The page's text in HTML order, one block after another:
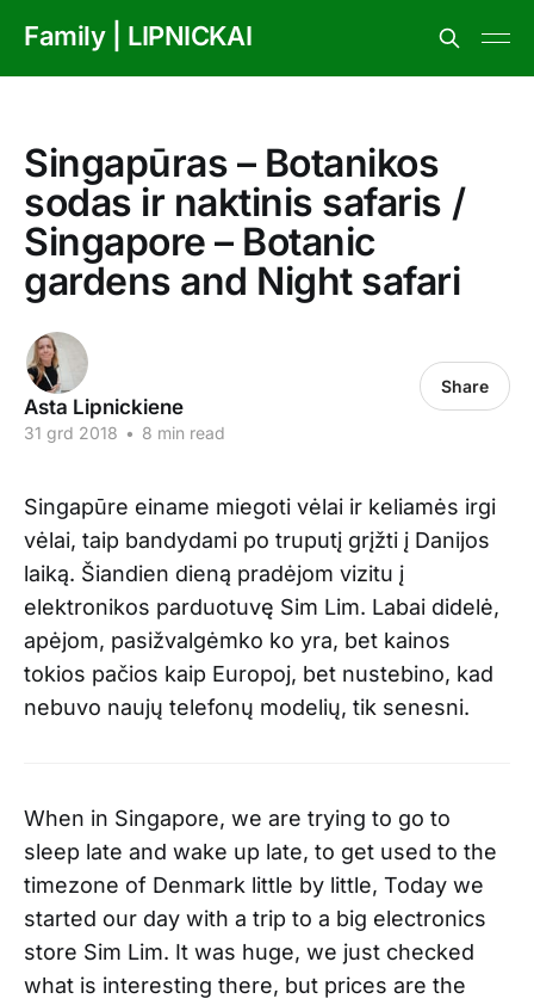
Family | LIPNICKAI
Singapūras – Botanikos
sodas ir naktinis safaris /
Singapore – Botanic
gardens and Night safari
Asta Lipnickiene
31 grd 2018 • 8 min read
Share
Singapūre einame miegoti vėlai ir keliamės irgi
vėlai, taip bandydami po truputį grįžti į Danijos
laiką. Šiandien dieną pradėjom vizitu į
elektronikos parduotuvę Sim Lim. Labai didelė,
apėjom, pasižvalgėmko ko yra, bet kainos
tokios pačios kaip Europoj, bet nustebino, kad
nebuvo naujų telefonų modelių, tik senesni.
When in Singapore, we are trying to go to
sleep late and wake up late, to get used to the
timezone of Denmark little by little, Today we
started our day with a trip to a big electronics
store Sim Lim. It was huge, we just checked
what is interesting there, but prices are the